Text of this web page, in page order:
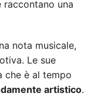
raccontano una
nota musicale,
Le sue
che è al tempo
artistico.